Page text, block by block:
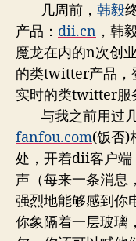
几周前， 韩毅
产品： dii.cn ，韩
魔龙在内的n次创
的类twitter产品，
实时的类twitter服
与我之前用过
fanfou.com(饭否)
处，开着dii客户端
声（每来一条消息
强烈地能够感到你
你象隔着一层玻璃